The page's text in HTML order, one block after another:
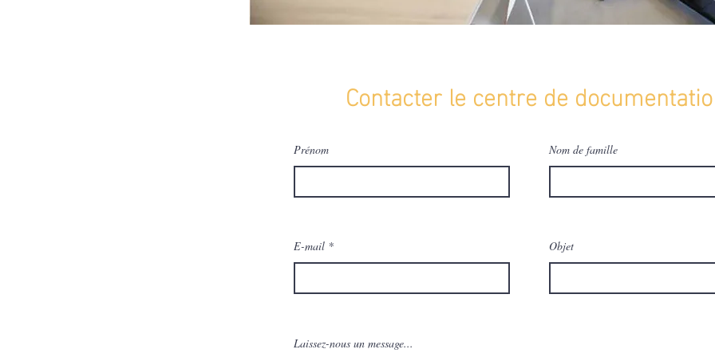
Contacter le centre de
Prénom Nom de famille
E-mail Objet
Laissez-nous un message...